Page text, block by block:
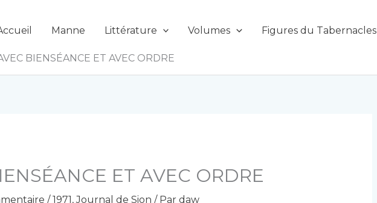
Manne Littérature Volumes Figures du Tabernacles
BIENSÉANCE ET AVEC ORDRE
ET AVEC ORDRE
/ 1971 ,Journal de Sion / Par daw